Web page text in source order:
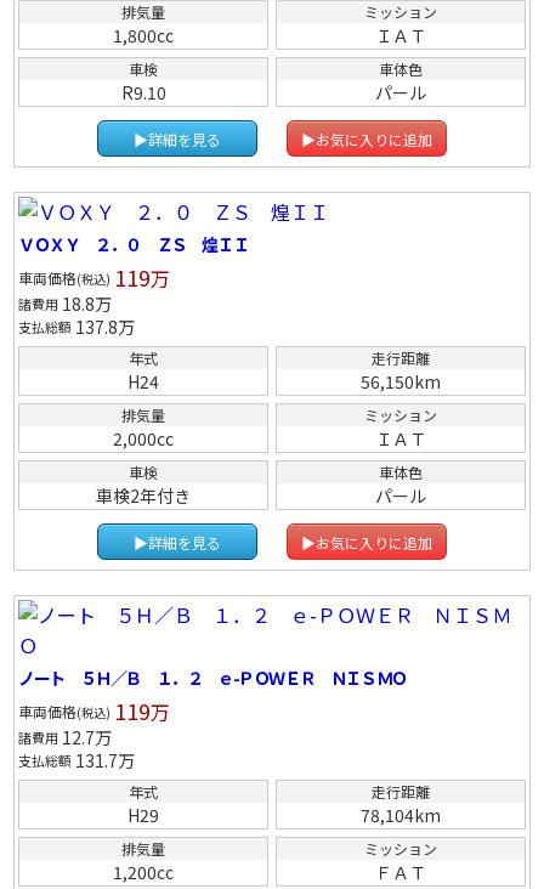
排気量
1,800cc
ミッション
ＩＡＴ
車検
R9.10
車体色
パール
▶詳細を見る ▶お気に入りに追加
ＶＯＸＹ ２．０ ＺＳ 煌ＩＩ
車両価格(税込) 119万
諸費用 18.8万
支払総額 137.8万
年式
H24
走行距離
56,150km
排気量
2,000cc
ミッション
ＩＡＴ
車検
車検2年付き
車体色
パール
▶詳細を見る ▶お気に入りに追加
ノート ５Ｈ／Ｂ １．２ ｅ-ＰＯＷＥＲ ＮＩＳＭＯ
車両価格(税込) 119万
諸費用 12.7万
支払総額 131.7万
年式
H29
走行距離
78,104km
排気量
1,200cc
ミッション
ＦＡＴ